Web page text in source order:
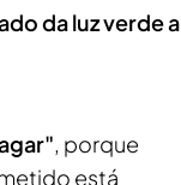
da luz verde a
, porque
está